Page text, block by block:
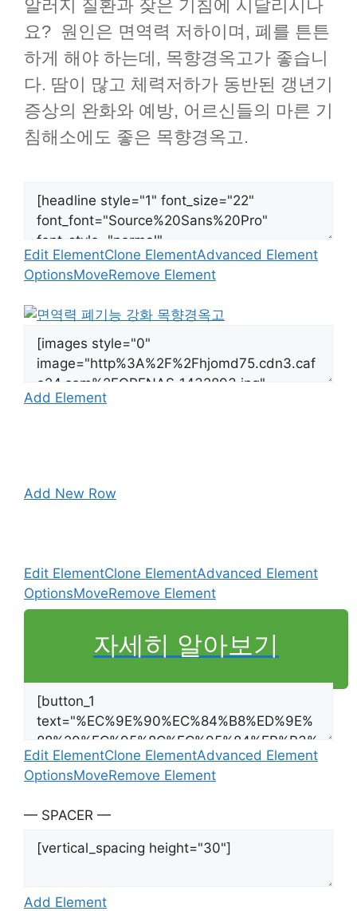
알러지 질환과 잦은 기침에 시달리시나
요? 원인은 면역력 저하이며, 폐를 튼튼
하게 해야 하는데, 목향경옥고가 좋습니
다. 땀이 많고 체력저하가 동반된 갱년기
증상의 완화와 예방, 어르신들의 마른 기
침해소에도 좋은 목향경옥고.
Edit ElementClone ElementAdvanced Element
OptionsMoveRemove Element
Add Element
Add New Row
Edit ElementClone ElementAdvanced Element
OptionsMoveRemove Element
자세히 알아보기
Edit ElementClone ElementAdvanced Element
OptionsMoveRemove Element
— SPACER —
Add Element